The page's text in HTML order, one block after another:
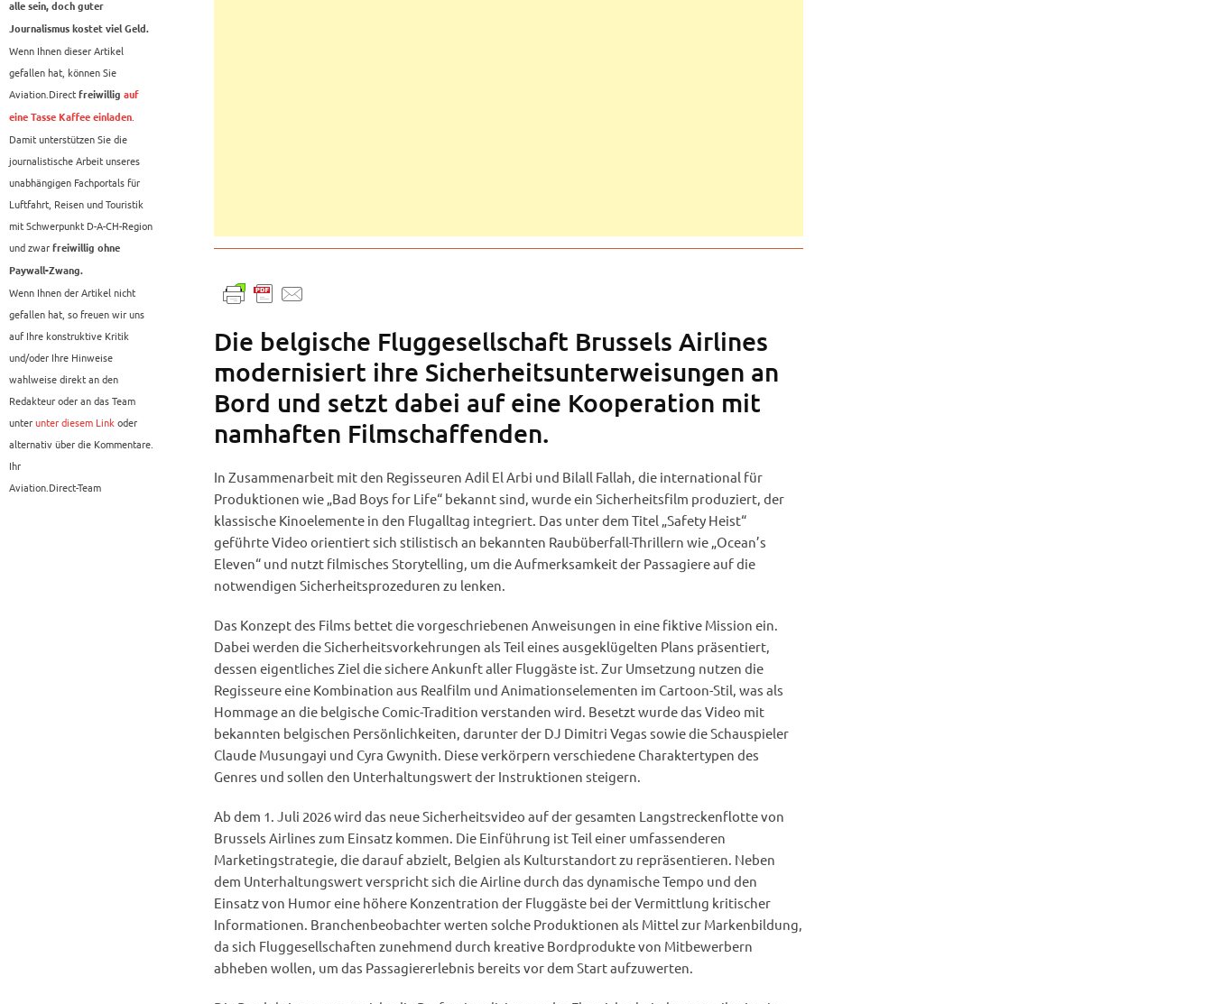
alle sein, doch guter
Journalismus kostet viel Geld.
Wenn Ihnen dieser Artikel
gefallen hat, können Sie
Aviation.Direct freiwillig auf
eine Tasse Kaffee einladen.
Damit unterstützen Sie die
journalistische Arbeit unseres
unabhängigen Fachportals für
Luftfahrt, Reisen und Touristik
mit Schwerpunkt D-A-CH-Region
und zwar freiwillig ohne
Paywall-Zwang.
Wenn Ihnen der Artikel nicht
gefallen hat, so freuen wir uns
auf Ihre konstruktive Kritik
und/oder Ihre Hinweise
wahlweise direkt an den
Redakteur oder an das Team
unterunter diesem Linkoder
alternativ über die Kommentare.
Ihr
Aviation.Direct-Team
Die belgische Fluggesellschaft Brussels Airlines
modernisiert ihre Sicherheitsunterweisungen an
Bord und setzt dabei auf eine Kooperation mit
namhaften Filmschaffenden.
In Zusammenarbeit mit den Regisseuren Adil El Arbi und Bilall Fallah, die international für
Produktionen wie „Bad Boys for Life“ bekannt sind, wurde ein Sicherheitsfilm produziert, der
klassische Kinoelemente in den Flugalltag integriert. Das unter dem Titel „Safety Heist“
geführte Video orientiert sich stilistisch an bekannten Raubüberfall-Thrillern wie „Ocean’s
Eleven“ und nutzt filmisches Storytelling, um die Aufmerksamkeit der Passagiere auf die
notwendigen Sicherheitsprozeduren zu lenken.
Das Konzept des Films bettet die vorgeschriebenen Anweisungen in eine fiktive Mission ein.
Dabei werden die Sicherheitsvorkehrungen als Teil eines ausgeklügelten Plans präsentiert,
dessen eigentliches Ziel die sichere Ankunft aller Fluggäste ist. Zur Umsetzung nutzen die
Regisseure eine Kombination aus Realfilm und Animationselementen im Cartoon-Stil, was als
Hommage an die belgische Comic-Tradition verstanden wird. Besetzt wurde das Video mit
bekannten belgischen Persönlichkeiten, darunter der DJ Dimitri Vegas sowie die Schauspieler
Claude Musungayi und Cyra Gwynith. Diese verkörpern verschiedene Charaktertypen des
Genres und sollen den Unterhaltungswert der Instruktionen steigern.
Ab dem 1. Juli 2026 wird das neue Sicherheitsvideo auf der gesamten Langstreckenflotte von
Brussels Airlines zum Einsatz kommen. Die Einführung ist Teil einer umfassenderen
Marketingstrategie, die darauf abzielt, Belgien als Kulturstandort zu repräsentieren. Neben
dem Unterhaltungswert verspricht sich die Airline durch das dynamische Tempo und den
Einsatz von Humor eine höhere Konzentration der Fluggäste bei der Vermittlung kritischer
Informationen. Branchenbeobachter werten solche Produktionen als Mittel zur Markenbildung,
da sich Fluggesellschaften zunehmend durch kreative Bordprodukte von Mitbewerbern
abheben wollen, um das Passagiererlebnis bereits vor dem Start aufzuwerten.